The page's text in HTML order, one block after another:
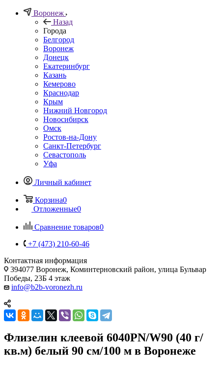
Воронеж
Назад
Города
Белгород
Воронеж
Донецк
Екатеринбург
Казань
Кемерово
Краснодар
Крым
Нижний Новгород
Новосибирск
Омск
Ростов-на-Дону
Санкт-Петербург
Севастополь
Уфа
Личный кабинет
Корзина0
Отложенные0
Сравнение товаров0
+7 (473) 210-60-46
Контактная информация
394077 Воронеж, Коминтерновский район, улица Бульвар
Победы, 23Б​ 4 этаж
info@b2b-voronezh.ru
Флизелин клеевой 6040PN/W90 (40 г/
кв.м) белый 90 см/100 м в Воронеже